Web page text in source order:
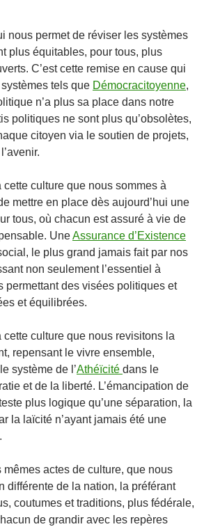
nous permet de réviser les systèmes
plus équitables, pour tous, plus
C’est cette remise en cause qui
tels que Démocracitoyenne,
n’a plus sa place dans notre
politiques ne sont plus qu’obsolètes,
citoyen via le soutien de projets,
cette culture que nous sommes à
mettre en place dès aujourd’hui une
tous, où chacun est assuré à vie de
UneAssurance d’Existence
le plus grand jamais fait par nos
non seulement l’essentiel à
permettant des visées politiques et
et équilibrées.
cette culture que nous revisitons la
repensant le vivre ensemble,
système de l’Athéïcité dans le
et de la liberté. L’émancipation de
plus logique qu’une séparation, la
la laïcité n’ayant jamais été une
mêmes actes de culture, que nous
différente de la nation, la préférant
coutumes et traditions, plus fédérale,
de grandir avec les repères